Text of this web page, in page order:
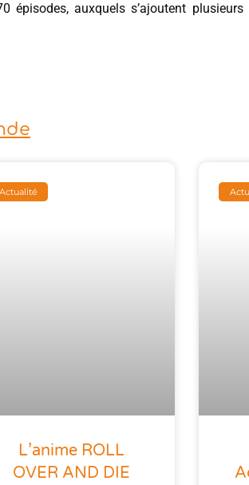
auxquels s’ajoutent
Actualité
L’anime ROLL
OVER AND DIE